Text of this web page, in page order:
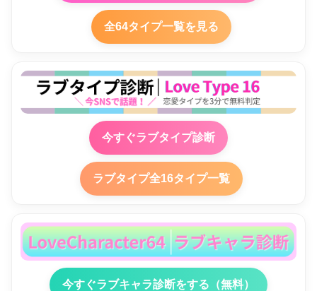
全64タイプ一覧を見る
今すぐラブタイプ診断
ラブタイプ全16タイプ一覧
今すぐラブキャラ診断をする（無料）